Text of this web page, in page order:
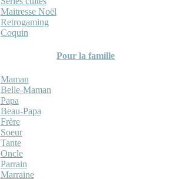
Maitresse Noël
Retrogaming
Coquin
Pour la famille
Maman
Belle-Maman
Papa
Beau-Papa
Frère
Soeur
Tante
Oncle
Parrain
Marraine